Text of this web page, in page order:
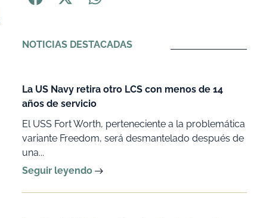
NOTICIAS DESTACADAS
La US Navy retira otro LCS con menos de 14
años de servicio
El USS Fort Worth, perteneciente a la problemática
variante Freedom, será desmantelado después de
una...
Seguir leyendo